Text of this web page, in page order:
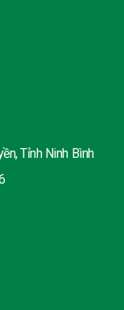
Tỉnh Ninh Bình